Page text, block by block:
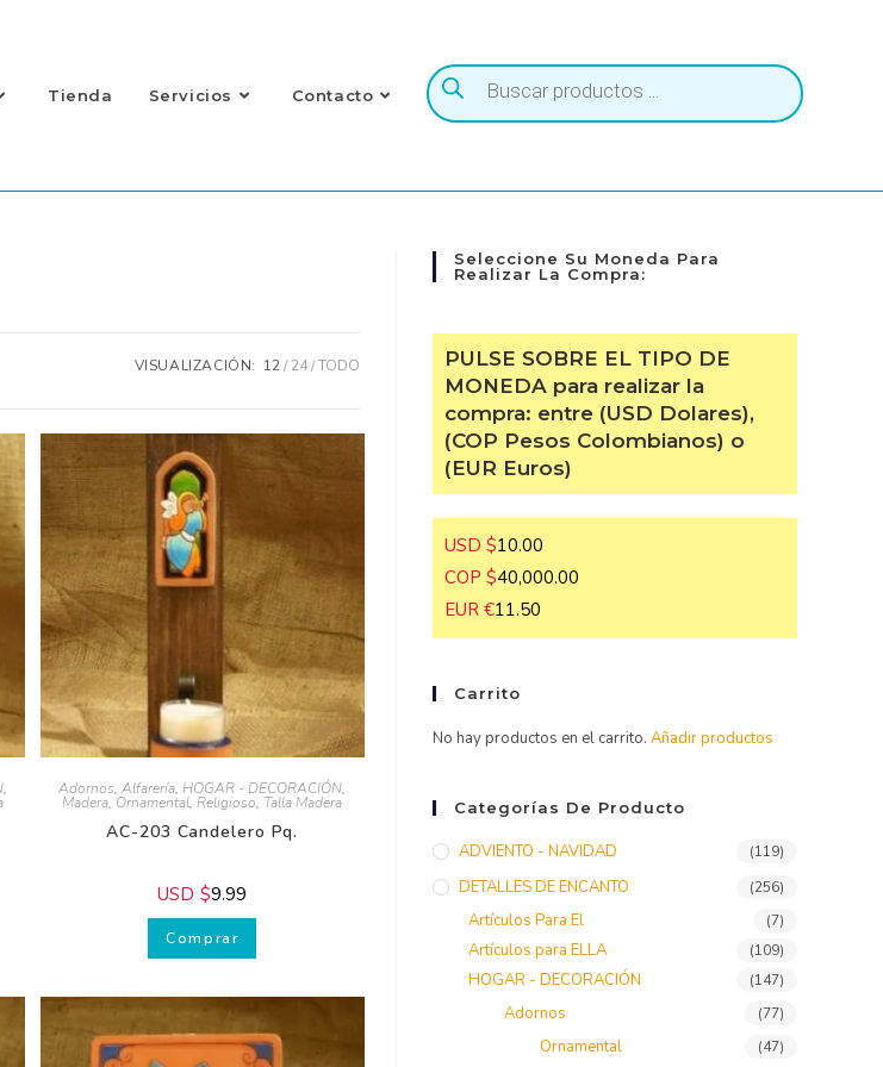
Tienda Servicios Contacto
VISUALIZACIÓN: 12 24 TODO
Adornos,Alfarería,HOGAR - DECORACIÓN,
Madera,Ornamental,Religioso,Talla Madera
AC-203 Candelero Pq.
USD $9.99
Comprar
Seleccione Su Moneda Para
Realizar La Compra:
PULSE SOBRE EL TIPO DE
MONEDA para realizar la
compra: entre (USD Dolares),
(COP Pesos Colombianos) o
(EUR Euros)
USD $10.00
COP $40,000.00
EUR €11.50
Carrito
No hay productos en el carrito.Añadir productos
Categorías De Producto
ADVIENTO - NAVIDAD (119)
DETALLES DE ENCANTO (256)
Artículos Para El (7)
Artículos para ELLA (109)
HOGAR - DECORACIÓN (147)
Adornos (77)
Ornamental (47)